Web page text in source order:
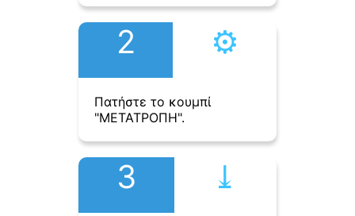
2 ⚙︎
Πατήστε το κουμπί
"ΜΕΤΑΤΡΟΠΗ".
3 ⤓︎